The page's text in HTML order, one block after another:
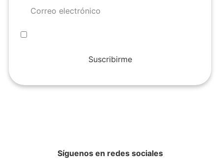
Suscribirme
Síguenos en redes sociales